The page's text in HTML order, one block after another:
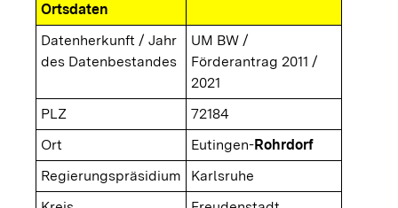
Ortsdaten
Datenherkunft / Jahr
des Datenbestandes
UM BW /
Förderantrag 2011 /
2021
PLZ
72184
Ort
Eutingen-Rohrdorf
Regierungspräsidium
Karlsruhe